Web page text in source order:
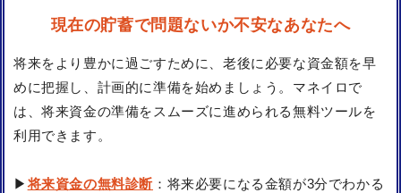
現在の貯蓄で問題ないか不安なあなたへ
将来をより豊かに過ごすために、老後に必要な資金額を早
めに把握し、計画的に準備を始めましょう。マネイロで
は、将来資金の準備をスムーズに進められる無料ツールを
利用できます。
▶将来資金の無料診断 ：将来必要になる金額が3分でわかる